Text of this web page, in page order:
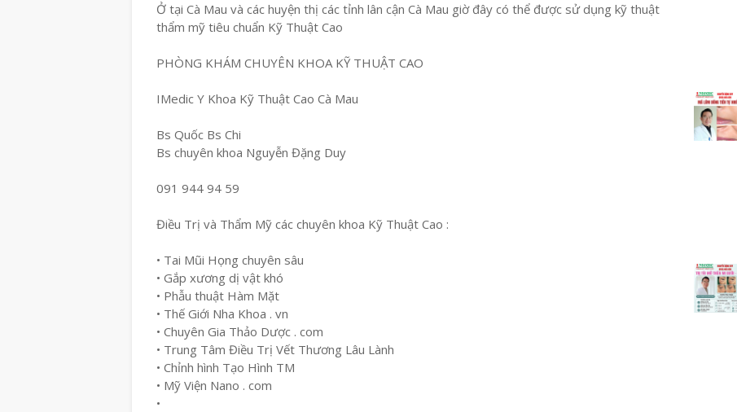
Ở tại Cà Mau và các huyện thị các tỉnh lân cận Cà Mau giờ đây có thể được sử dụng kỹ thuật
thẩm mỹ tiêu chuẩn Kỹ Thuật Cao
PHÒNG KHÁM CHUYÊN KHOA KỸ THUẬT CAO
IMedic Y Khoa Kỹ Thuật Cao Cà Mau
Bs Quốc Bs Chi
Bs chuyên khoa Nguyễn Đặng Duy
091 944 94 59
Điều Trị và Thẩm Mỹ các chuyên khoa Kỹ Thuật Cao :
• Tai Mũi Họng chuyên sâu
• Gắp xương dị vật khó
• Phẫu thuật Hàm Mặt
• Thế Giới Nha Khoa . vn
• Chuyên Gia Thảo Dược . com
• Trung Tâm Điều Trị Vết Thương Lâu Lành
• Chỉnh hình Tạo Hình TM
• Mỹ Viện Nano . com
•